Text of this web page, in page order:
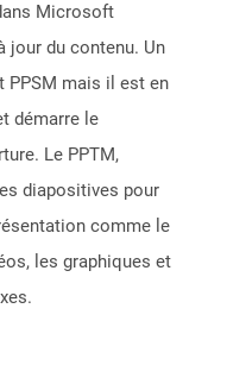
Microsoft
jour du contenu. Un
mais il est en
démarre le
Le PPTM,
diapositives pour
comme le
les graphiques et